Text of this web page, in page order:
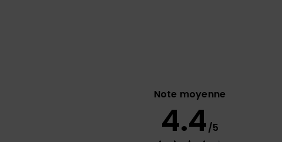
Note moyenne
4.4/5